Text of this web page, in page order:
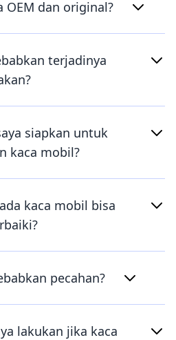
OEM dan original?
terjadinya
siapkan untuk
kaca mobil?
kaca mobil bisa
pecahan?
lakukan jika kaca